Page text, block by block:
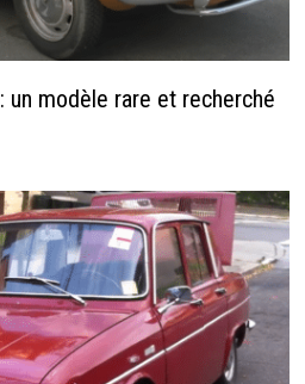
un modèle rare et recherché